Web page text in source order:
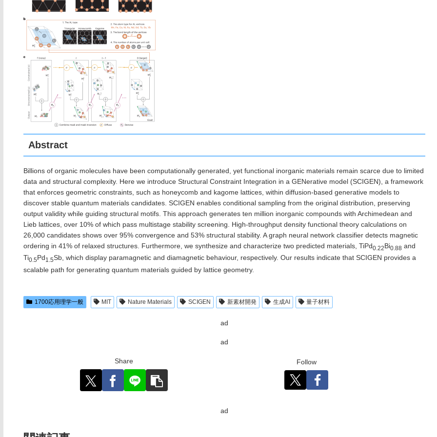
Abstract
Billions of organic molecules have been computationally generated, yet functional inorganic materials remain scarce due to limited
data and structural complexity. Here we introduce Structural Constraint Integration in a GENerative model (SCIGEN), a framework
that enforces geometric constraints, such as honeycomb and kagome lattices, within diffusion-based generative models to
discover stable quantum materials candidates. SCIGEN enables conditional sampling from the original distribution, preserving
output validity while guiding structural motifs. This approach generates ten million inorganic compounds with Archimedean and
Lieb lattices, over 10% of which pass multistage stability screening. High-throughput density functional theory calculations on
26,000 candidates shows over 95% convergence and 53% structural stability. A graph neural network classifier detects magnetic
ordering in 41% of relaxed structures. Furthermore, we synthesize and characterize two predicted materials, TiPd0.22Bi0.88 and
Ti0.5Pd1.5Sb, which display paramagnetic and diamagnetic behaviour, respectively. Our results indicate that SCIGEN provides a
scalable path for generating quantum materials guided by lattice geometry.
1700応用理学一般 MIT Nature Materials SCIGEN ​新素材開発 生成AI 量子材料
ad
ad
Share Follow
ad